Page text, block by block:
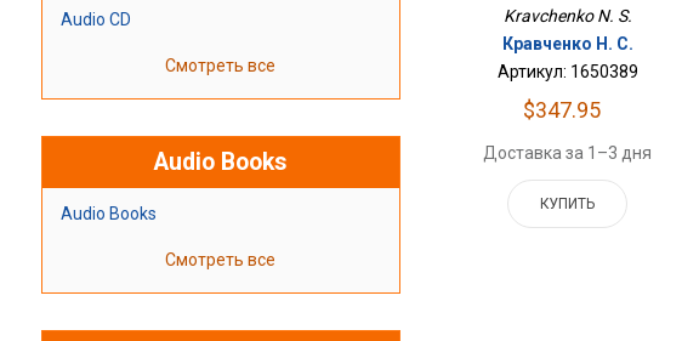
Audio CD
Смотреть все
Audio Books
Audio Books
Смотреть все
Kravchenko N. S.
Кравченко Н. С.
Артикул: 1650389
$347.95
Доставка за 1–3 дня
КУПИТЬ